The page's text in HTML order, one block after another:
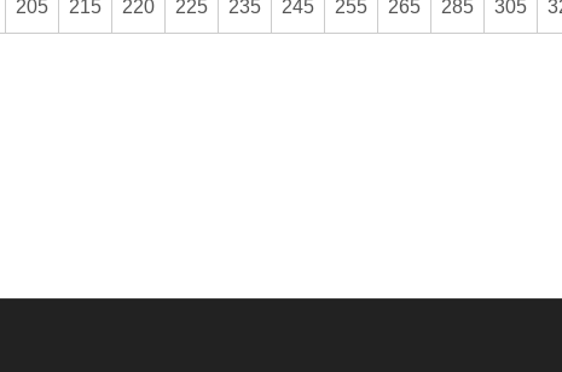
205 215 220 225 235 245 255 265 285 305